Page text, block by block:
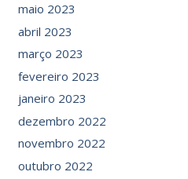
maio 2023
abril 2023
março 2023
fevereiro 2023
janeiro 2023
dezembro 2022
novembro 2022
outubro 2022